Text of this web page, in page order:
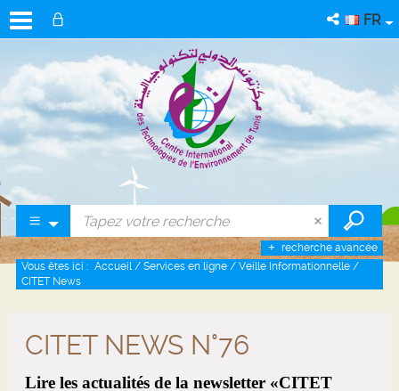
FR
recherche avancée
Vous êtes ici : Accueil / Services en ligne / Veille Informationnelle /
CITET News
CITET NEWS N°76